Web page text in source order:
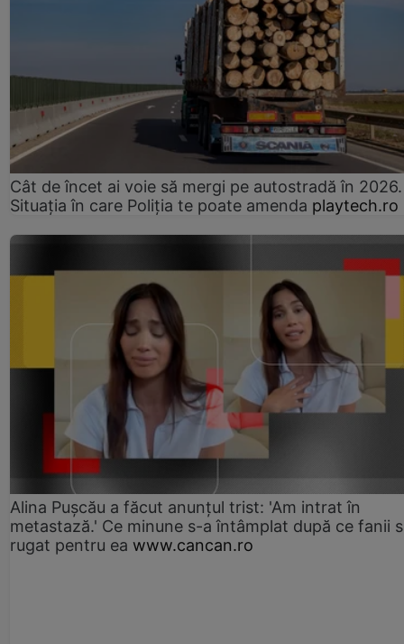
Cât de încet ai voie să mergi pe autostradă în 2026.
Situația în care Poliția te poate amenda playtech.ro
Alina Pușcău a făcut anunțul trist: 'Am intrat în
metastază.' Ce minune s-a întâmplat după ce fanii
rugat pentru ea www.cancan.ro